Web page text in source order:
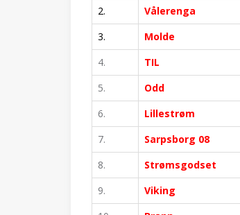
2.
Vålerenga
3.
Molde
4.
TIL
5.
Odd
6.
Lillestrøm
7.
Sarpsborg 08
8.
Strømsgodset
9.
Viking